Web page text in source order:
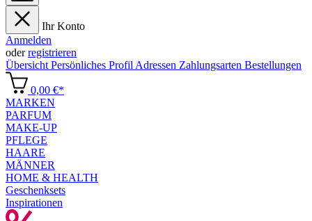
Ihr Konto
Anmelden
oderregistrieren
Übersicht Persönliches Profil Adressen Zahlungsarten Bestellungen
0,00 €*
MARKEN
PARFUM
MAKE-UP
PFLEGE
HAARE
MÄNNER
HOME & HEALTH
Geschenksets
Inspirationen